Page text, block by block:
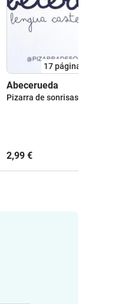
17páginas
Abecerueda
Pizarra de sonrisas
2,99 €